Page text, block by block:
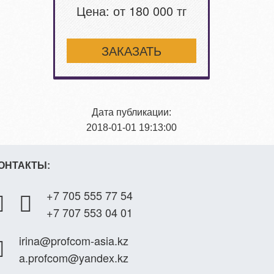
Цена: от 180 000 тг
ЗАКАЗАТЬ
Дата публикации:
2018-01-01 19:13:00
+7 705 555 77 54
+7 707 553 04 01
irina@profcom-asia.kz
a.profcom@yandex.kz